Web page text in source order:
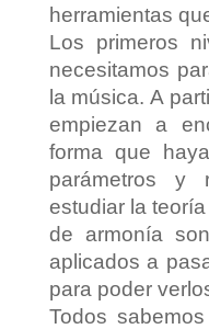
herramientas
Los primeros
necesitamos
la música. A
empiezan a
forma que
parámetros y
estudiar la
de armonía
aplicados a
para poder
Todos